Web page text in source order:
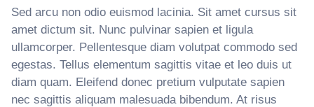
Sed arcu non odio euismod lacinia. Sit amet cursus sit
amet dictum sit. Nunc pulvinar sapien et ligula
ullamcorper. Pellentesque diam volutpat commodo sed
egestas. Tellus elementum sagittis vitae et leo duis ut
diam quam. Eleifend donec pretium vulputate sapien
nec sagittis aliquam malesuada bibendum. At risus